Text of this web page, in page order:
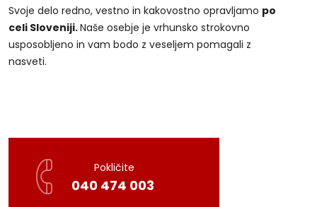
Svoje delo redno, vestno in kakovostno opravljamo po
celi Sloveniji.Naše osebje je vrhunsko strokovno
usposobljeno in vam bodo z veseljem pomagali z
nasveti.
Pokličite
040 474 003